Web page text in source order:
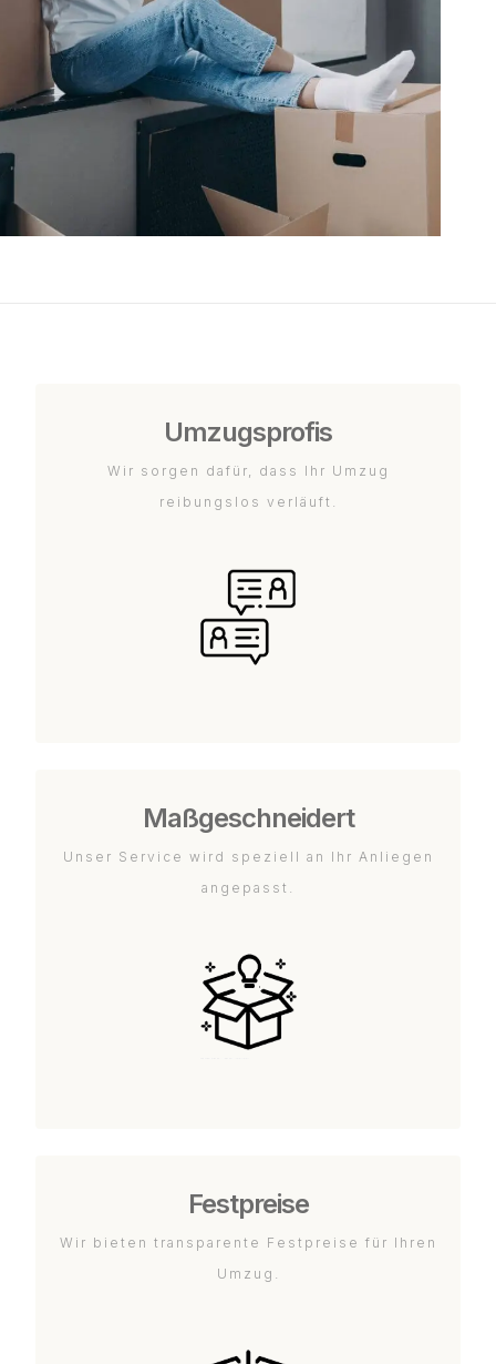
Umzugsprofis
Wir sorgen dafür, dass Ihr Umzug
reibungslos verläuft.
Maßgeschneidert
Unser Service wird speziell an Ihr Anliegen
angepasst.
Festpreise
Wir bieten transparente Festpreise für Ihren
Umzug.